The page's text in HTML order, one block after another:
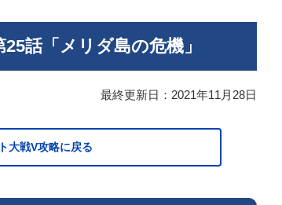
話「メリダ島の危機」
最終更新日： 2021年11月28日
大戦V攻略に戻る